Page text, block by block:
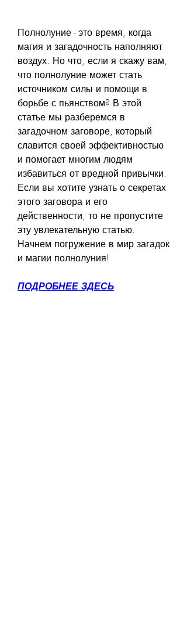
Полнолуние - это время, когда
магия и загадочность наполняют
воздух. Но что, если я скажу вам,
что полнолуние может стать
источником силы и помощи в
борьбе с пьянством? В этой
статье мы разберемся в
загадочном заговоре, который
славится своей эффективностью
и помогает многим людям
избавиться от вредной привычки.
Если вы хотите узнать о секретах
этого заговора и его
действенности, то не пропустите
эту увлекательную статью.
Начнем погружение в мир загадок
и магии полнолуния!
ПОДРОБНЕЕ ЗДЕСЬ